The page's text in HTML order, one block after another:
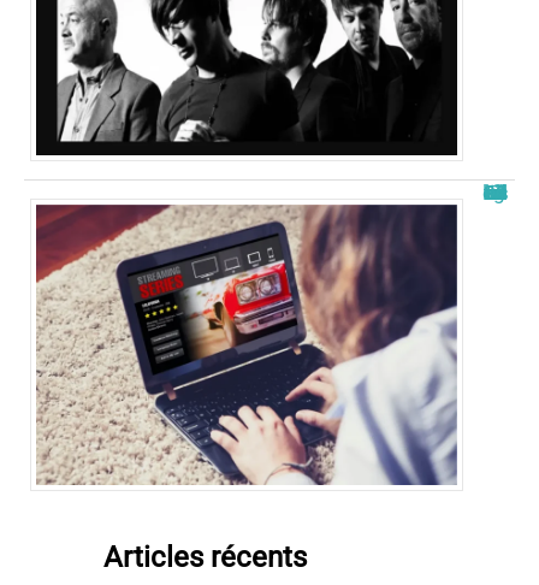
Free télécharger nouvelle adresse : les meilleurs sites en 2025
Articles récents